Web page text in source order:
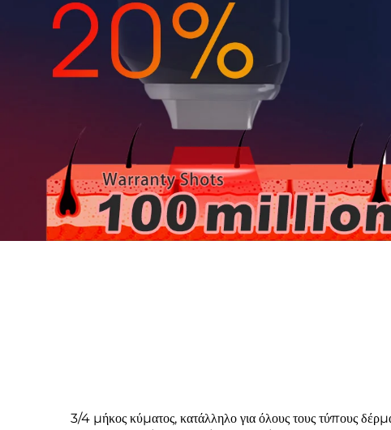
3/4 μήκος κύματος, κατάλληλο για όλους τους τύπους